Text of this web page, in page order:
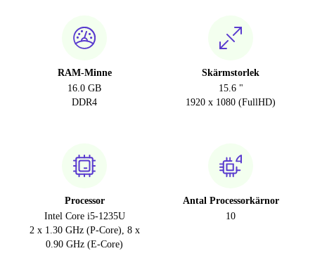
RAM-Minne
16.0 GB
DDR4
Skärmstorlek
15.6 "
1920 x 1080 (FullHD)
Processor
Intel Core i5-1235U
2 x 1.30 GHz (P-Core), 8 x
0.90 GHz (E-Core)
Antal Processorkärnor
10